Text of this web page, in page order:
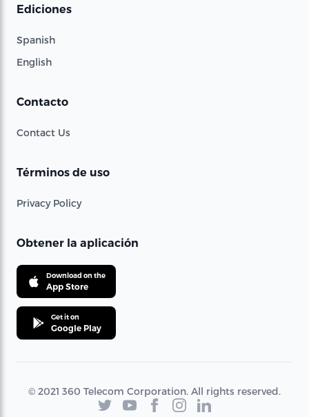
Ediciones
Spanish
English
Contacto
Contact Us
Términos de uso
Privacy Policy
Obtener la aplicación
Download on the
App Store
Get it on
Google Play
© 2021 360 Telecom Corporation. All rights reserved.